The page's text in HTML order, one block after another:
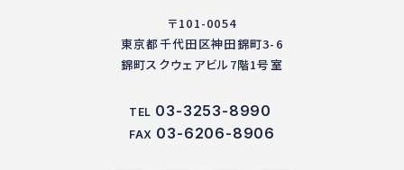
〒101-0054
東京都千代田区神田錦町3-6
錦町スクウェアビル7階1号室
TEL 03-3253-8990
FAX 03-6206-8906